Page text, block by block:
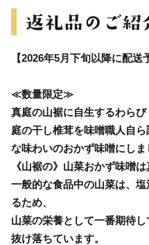
【2026年5月下旬以降に配送
≪数量限定≫
真庭の山裾に自生するわら
庭の干し椎茸を味噌職人自
な味わいのおかず味噌にしま
《山裾の》山菜おかず味噌は
一般的な食品中の山菜は、
るため、
山菜の栄養として一番期待
抜け落ちています。